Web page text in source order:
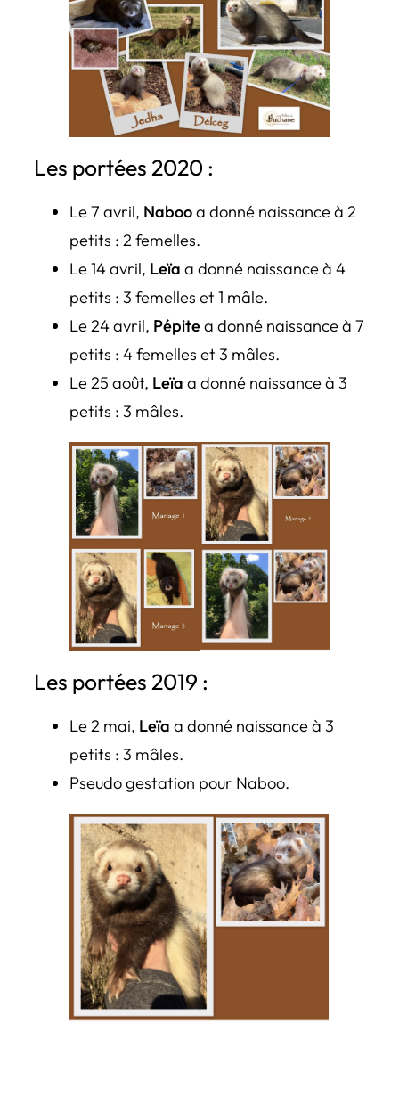
Les portées 2020 :
Le 7 avril, Nabooa donné naissance à 2
petits : 2 femelles.
Le 14 avril, Leïa a donné naissance à 4
petits : 3 femelles et 1 mâle.
Le 24 avril, Pépitea donné naissance à 7
petits : 4 femelles et 3 mâles.
Le 25 août, Leïa a donné naissance à 3
petits : 3 mâles.
Les portées 2019 :
Le 2 mai, Leïa a donné naissance à 3
petits : 3 mâles.
Pseudo gestation pour Naboo.